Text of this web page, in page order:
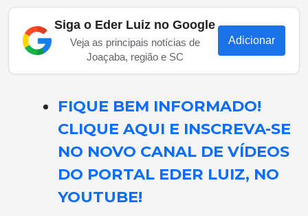
Siga o Eder Luiz no Google
Veja as principais notícias de
Joaçaba, região e SC
Adicionar
FIQUE BEM INFORMADO!
CLIQUE AQUI E INSCREVA-SE
NO NOVO CANAL DE VÍDEOS
DO PORTAL EDER LUIZ, NO
YOUTUBE!